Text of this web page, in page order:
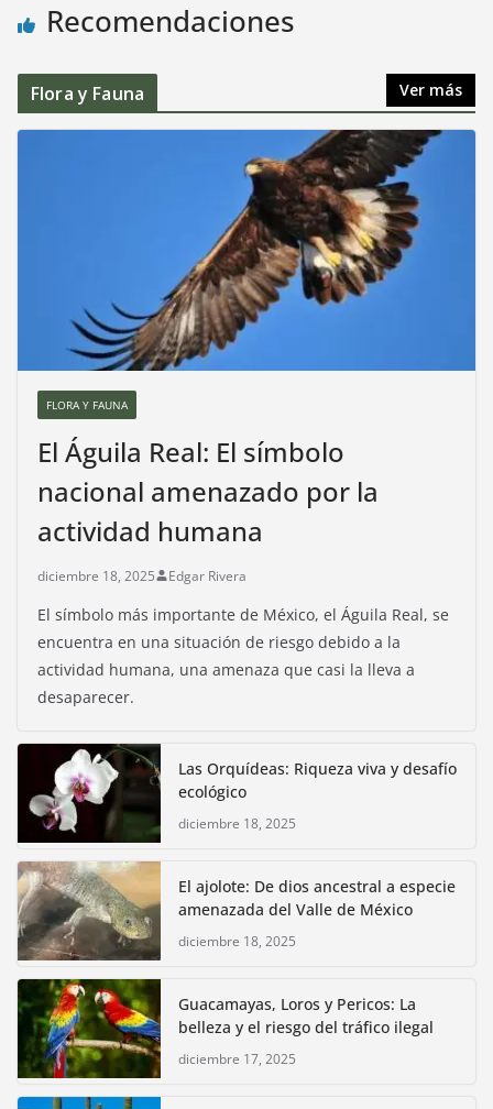
Recomendaciones
Flora y Fauna Ver más
FLORA Y FAUNA
El Águila Real: El símbolo
nacional amenazado por la
actividad humana
diciembre 18, 2025 Edgar Rivera
El símbolo más importante de México, el Águila Real, se
encuentra en una situación de riesgo debido a la
actividad humana, una amenaza que casi la lleva a
desaparecer.
Las Orquídeas: Riqueza viva y desafío
ecológico
diciembre 18, 2025
El ajolote: De dios ancestral a especie
amenazada del Valle de México
diciembre 18, 2025
Guacamayas, Loros y Pericos: La
belleza y el riesgo del tráfico ilegal
diciembre 17, 2025